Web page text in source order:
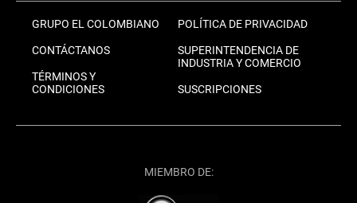
GRUPO EL COLOMBIANO
CONTÁCTANOS
TÉRMINOS Y
CONDICIONES
POLÍTICA DE PRIVACIDAD
SUPERINTENDENCIA DE
INDUSTRIA Y COMERCIO
SUSCRIPCIONES
MIEMBRO DE: